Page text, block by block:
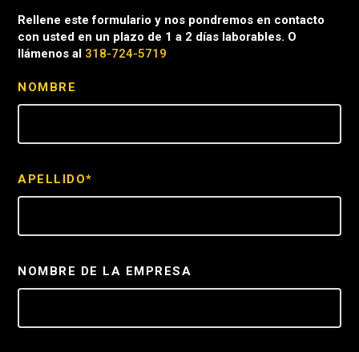
Rellene este formulario y nos pondremos en contacto
con usted en un plazo de 1 a 2 días laborables. O
llámenos al 318-724-5719
NOMBRE
APELLIDO*
NOMBRE DE LA EMPRESA